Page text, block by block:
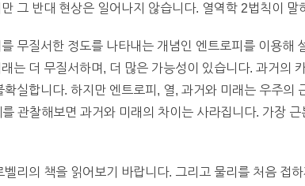
그 반대 현상은 일어나지 않습니다. 열역학 2법칙이
무질서한 정도를 나타내는 개념인 엔트로피를 이용해
는 더 무질서하며, 더 많은 가능성이 있습니다. 과거의
실합니다. 하지만 엔트로피, 열, 과거와 미래는 우주의
관찰해보면 과거와 미래의 차이는 사라집니다. 가장 근
리의 책을 읽어보기 바랍니다. 그리고 물리를 처음 접